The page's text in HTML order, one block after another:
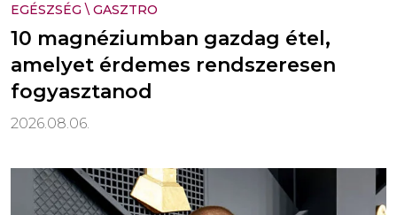
EGÉSZSÉG \ GASZTRO
10 magnéziumban gazdag étel,
amelyet érdemes rendszeresen
fogyasztanod
2026.08.06.